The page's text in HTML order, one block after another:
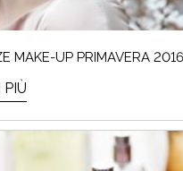
MAKE-UP PRIMAVERA 2016
PIÙ